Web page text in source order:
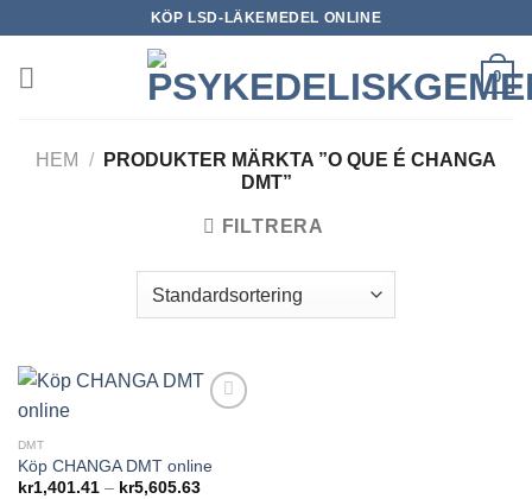
content
KÖP LSD-LÄKEMEDEL ONLINE
0
HEM /
PRODUKTER MÄRKTA ”O QUE É CHANGA
DMT”
FILTRERA
DMT
Köp CHANGA DMT online
kr1,401.41 – kr5,605.63Prisintervall: